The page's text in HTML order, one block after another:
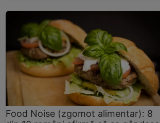
Food Noise (zgomot alimentar): 8